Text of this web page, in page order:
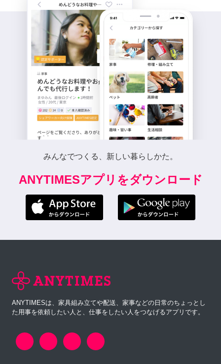
みんなでつくる、新しい暮らしかた。
ANYTIMESアプリをダウンロード
ANYTIMESは、家具組み立てや配送、家事などの日常のちょっとし
た用事を依頼したい人と、仕事をしたい人をつなげるアプリです。